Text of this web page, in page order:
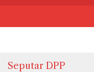
Seputar DPP